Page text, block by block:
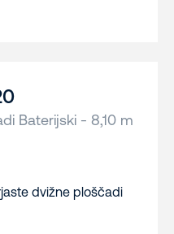
Baterijski - 8,10 m